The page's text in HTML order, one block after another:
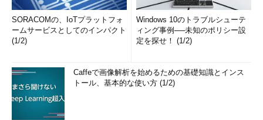
SORACOMの、IoTプラットフォ
ームサービスとしてのインパクト
(1/2)
Windows 10のトラブルシューテ
ィング事例──未知のポリシー設
定を探せ！ (1/2)
Caffeで画像解析を始めるための基礎知識とインス
トール、基本的な使い方 (1/2)